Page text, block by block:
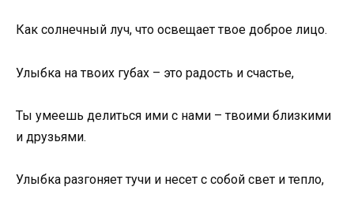
Как солнечный луч, что освещает твое доброе лицо.
Улыбка на твоих губах – это радость и счастье,
Ты умеешь делиться ими с нами – твоими близкими
и друзьями.
Улыбка разгоняет тучи и несет с собой свет и тепло,